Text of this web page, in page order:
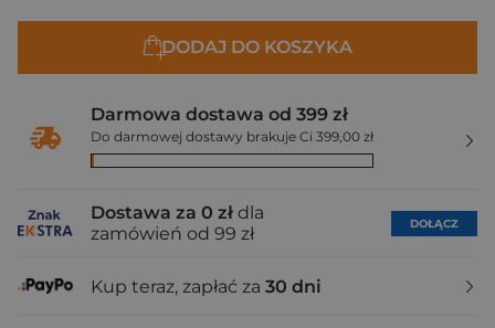
DODAJ DO KOSZYKA
Darmowa dostawa od 399 zł
Do darmowej dostawy brakuje Ci 399,00 zł
Dostawa za 0 zł dla
zamówień od 99 zł
DOŁĄCZ
Kup teraz, zapłać za 30 dni